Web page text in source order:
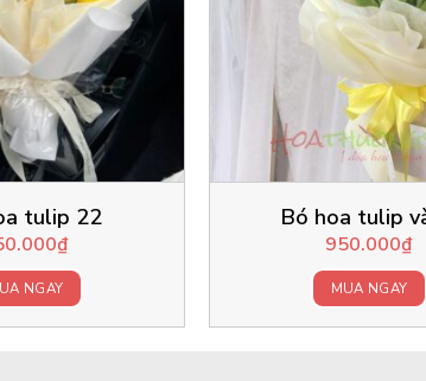
tulip 22
₫
NGAY
Bó hoa tulip
950.000₫
MUA NGAY